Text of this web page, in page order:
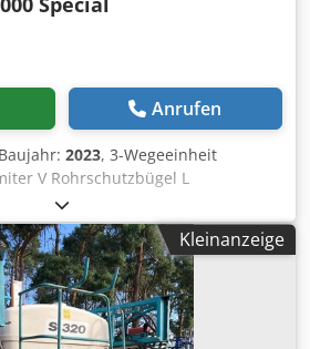
Anrufen
2023, 3-Wegeeinheit
V Rohrschutzbügel L
Streuwerk ZA-V
Einbauteile für / ZA-Grundgeräte
Schmutzfänger L und
nach hinte Crjdpfx Ajt
Kleinanzeige